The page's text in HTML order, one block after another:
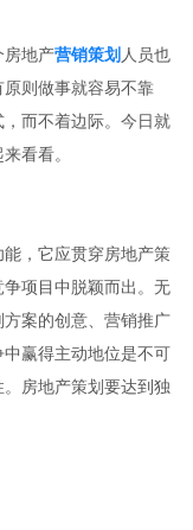
房地产营销策划 人员也
则做事就容易不靠
而不着边际。今日就
看看。
，它应贯穿房地产策
项目中脱颖而出。无
案的创意、营销推广
赢得主动地位是不可
房地产策划要达到独